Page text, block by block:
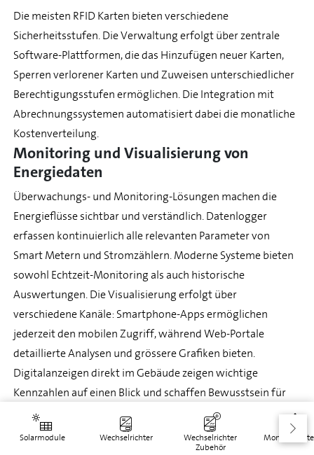
Solarmodule Wechselrichter
Wechselrichter
Zubehör
Die meisten RFID Karten bieten verschiedene
Sicherheitsstufen. Die Verwaltung erfolgt über zentrale
Software-Plattformen, die das Hinzufügen neuer Karten,
Sperren verlorener Karten und Zuweisen unterschiedlicher
Berechtigungsstufen ermöglichen. Die Integration mit
Abrechnungssystemen automatisiert dabei die monatliche
Kostenverteilung.
Monitoring und Visualisierung von
Energiedaten
Überwachungs- und Monitoring-Lösungen machen die
Energieflüsse sichtbar und verständlich. Datenlogger
erfassen kontinuierlich alle relevanten Parameter von
Smart Metern und Stromzählern. Moderne Systeme bieten
sowohl Echtzeit-Monitoring als auch historische
Auswertungen. Die Visualisierung erfolgt über
verschiedene Kanäle: Smartphone-Apps ermöglichen
jederzeit den mobilen Zugriff, während Web-Portale
detaillierte Analysen und grössere Grafiken bieten.
Digitalanzeigen direkt im Gebäude zeigen wichtige
Kennzahlen auf einen Blick und schaffen Bewusstsein für
das eigene Energieverhalten.
Moderne Monitoring-Systeme bieten auch